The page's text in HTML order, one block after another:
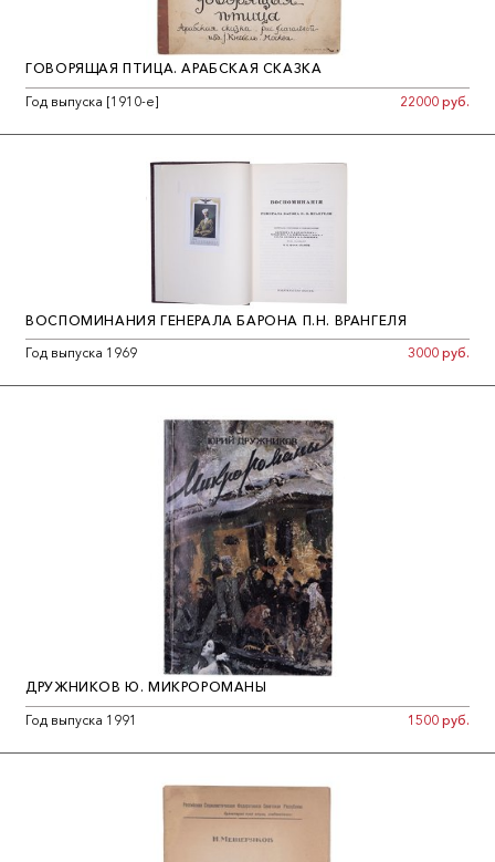
ГОВОРЯЩАЯ ПТИЦА. АРАБСКАЯ СКАЗКА
Год выпуска [1910-е]
22000 руб.
ВОСПОМИНАНИЯ ГЕНЕРАЛА БАРОНА П.Н. ВРАНГЕЛЯ
Год выпуска 1969
3000 руб.
ДРУЖНИКОВ Ю. МИКРОРОМАНЫ
Год выпуска 1991
1500 руб.